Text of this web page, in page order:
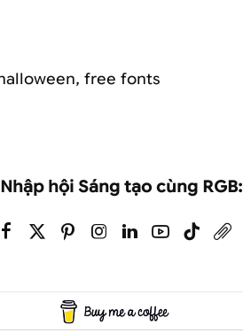
Nhập hội Sáng tạo cùng RGB: